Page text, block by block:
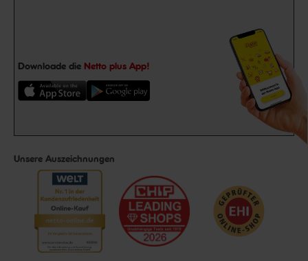
Downloade die Netto plus App!
Unsere Auszeichnungen